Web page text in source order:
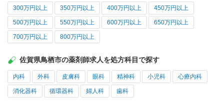
300万円以上 350万円以上 400万円以上 450万円以上
500万円以上 550万円以上 600万円以上 650万円以上
700万円以上 800万円以上
佐賀県鳥栖市の薬剤師求人を処方科目で探す
内科 外科 皮膚科 眼科 精神科 小児科 心療内科
消化器科 循環器科 婦人科 歯科